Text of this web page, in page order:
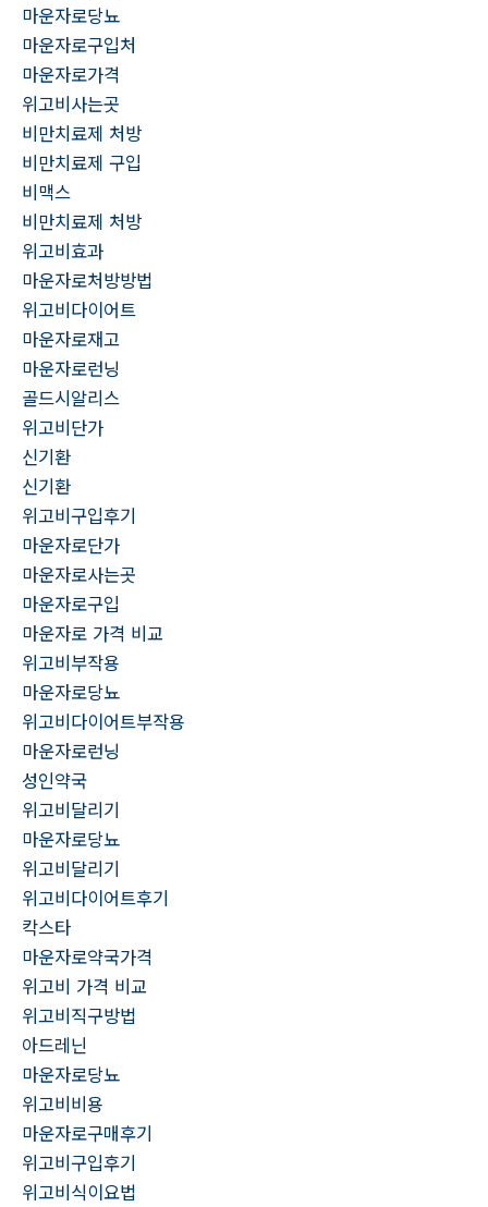
마운자로당뇨
마운자로구입처
마운자로가격
위고비사는곳
비만치료제 처방
비만치료제 구입
비맥스
비만치료제 처방
위고비효과
마운자로처방방법
위고비다이어트
마운자로재고
마운자로런닝
골드시알리스
위고비단가
신기환
신기환
위고비구입후기
마운자로단가
마운자로사는곳
마운자로구입
마운자로 가격 비교
위고비부작용
마운자로당뇨
위고비다이어트부작용
마운자로런닝
성인약국
위고비달리기
마운자로당뇨
위고비달리기
위고비다이어트후기
칵스타
마운자로약국가격
위고비 가격 비교
위고비직구방법
아드레닌
마운자로당뇨
위고비비용
마운자로구매후기
위고비구입후기
위고비식이요법